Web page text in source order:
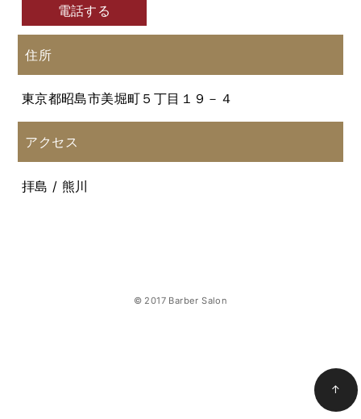
電話する
住所
東京都昭島市美堀町５丁目１９－４
アクセス
拝島 / 熊川
© 2017 Barber Salon
↑